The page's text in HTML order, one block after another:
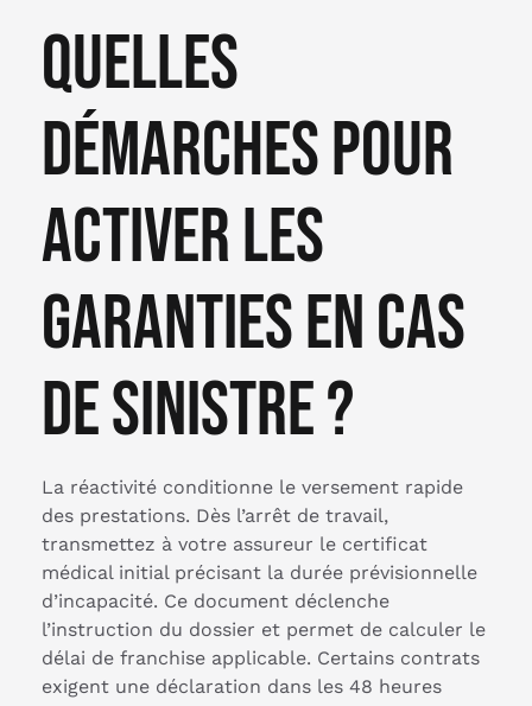
Quelles
démarches pour
activer les
garanties en cas
de sinistre ?
La réactivité conditionne le versement rapide
des prestations. Dès l’arrêt de travail,
transmettez à votre assureur le certificat
médical initial précisant la durée prévisionnelle
d’incapacité. Ce document déclenche
l’instruction du dossier et permet de calculer le
délai de franchise applicable. Certains contrats
exigent une déclaration dans les 48 heures